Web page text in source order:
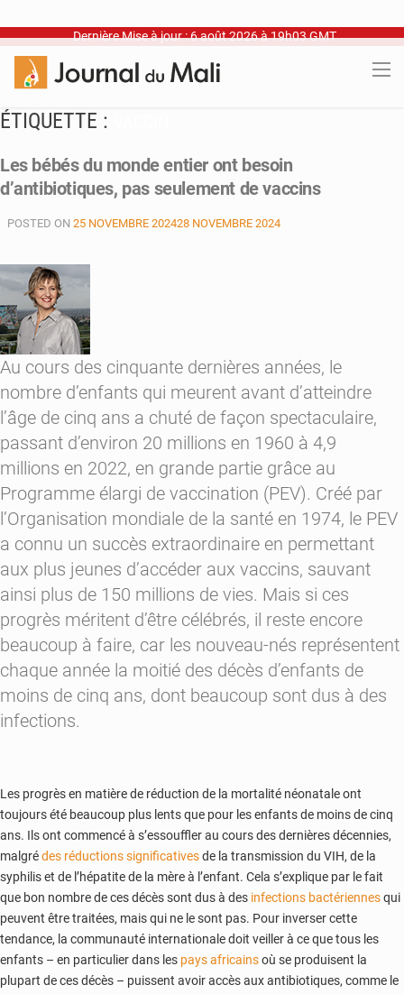
Dernière Mise à jour : 6 août 2026 à 19h03 GMT
ÉTIQUETTE :
Les bébés du monde entier ont besoin
d’antibiotiques, pas seulement de vaccins
POSTED ON 25 NOVEMBRE 202428 NOVEMBRE 2024
Au cours des cinquante dernières années, le
nombre d’enfants qui meurent avant d’atteindre
l’âge de cinq ans a chuté de façon spectaculaire,
passant d’environ 20 millions en 1960 à 4,9
millions en 2022, en grande partie grâce au
Programme élargi de vaccination (PEV). Créé par
l’Organisation mondiale de la santé en 1974, le PEV
a connu un succès extraordinaire en permettant
aux plus jeunes d’accéder aux vaccins, sauvant
ainsi plus de 150 millions de vies. Mais si ces
progrès méritent d’être célébrés, il reste encore
beaucoup à faire, car les nouveau-nés représentent
chaque année la moitié des décès d’enfants de
moins de cinq ans, dont beaucoup sont dus à des
infections.
Les progrès en matière de réduction de la mortalité néonatale ont
toujours été beaucoup plus lents que pour les enfants de moins de cinq
ans. Ils ont commencé à s’essouffler au cours des dernières décennies,
malgrédes réductions significativesde la transmission du VIH, de la
syphilis et de l’hépatite de la mère à l’enfant. Cela s’explique par le fait
que bon nombre de ces décès sont dus à des infections bactériennesqui
peuvent être traitées, mais qui ne le sont pas. Pour inverser cette
tendance, la communauté internationale doit veiller à ce que tous les
enfants – en particulier dans les pays africainsoù se produisent la
plupart de ces décès – puissent avoir accès aux antibiotiques, comme le